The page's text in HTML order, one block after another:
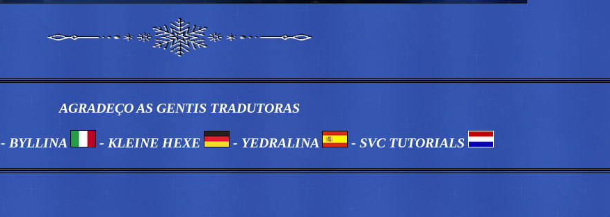
AGRADEÇO AS GENTIS TRADUTORAS
- BYLLINA - KLEINE HEXE - YEDRALINA - SVC TUTORIALS